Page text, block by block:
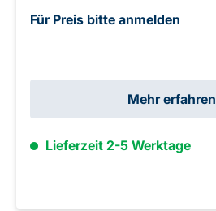
Für Preis bitte anmelden
Mehr erfahren
Lieferzeit 2-5 Werktage